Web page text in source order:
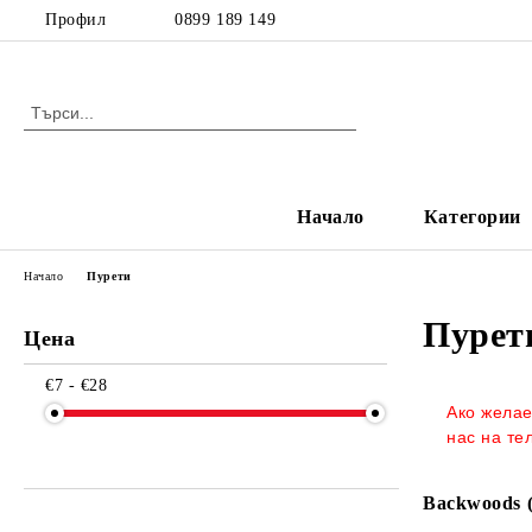
Профил 0899 189 149
Начало Категории
Цена
€7 - €28
Начало Пурети
Ако
нас на
Backwoods